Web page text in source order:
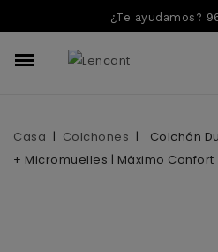
¿Te ayudamos?
Casa Colchones
Colchón
+ Micromuelles | Máximo Confort